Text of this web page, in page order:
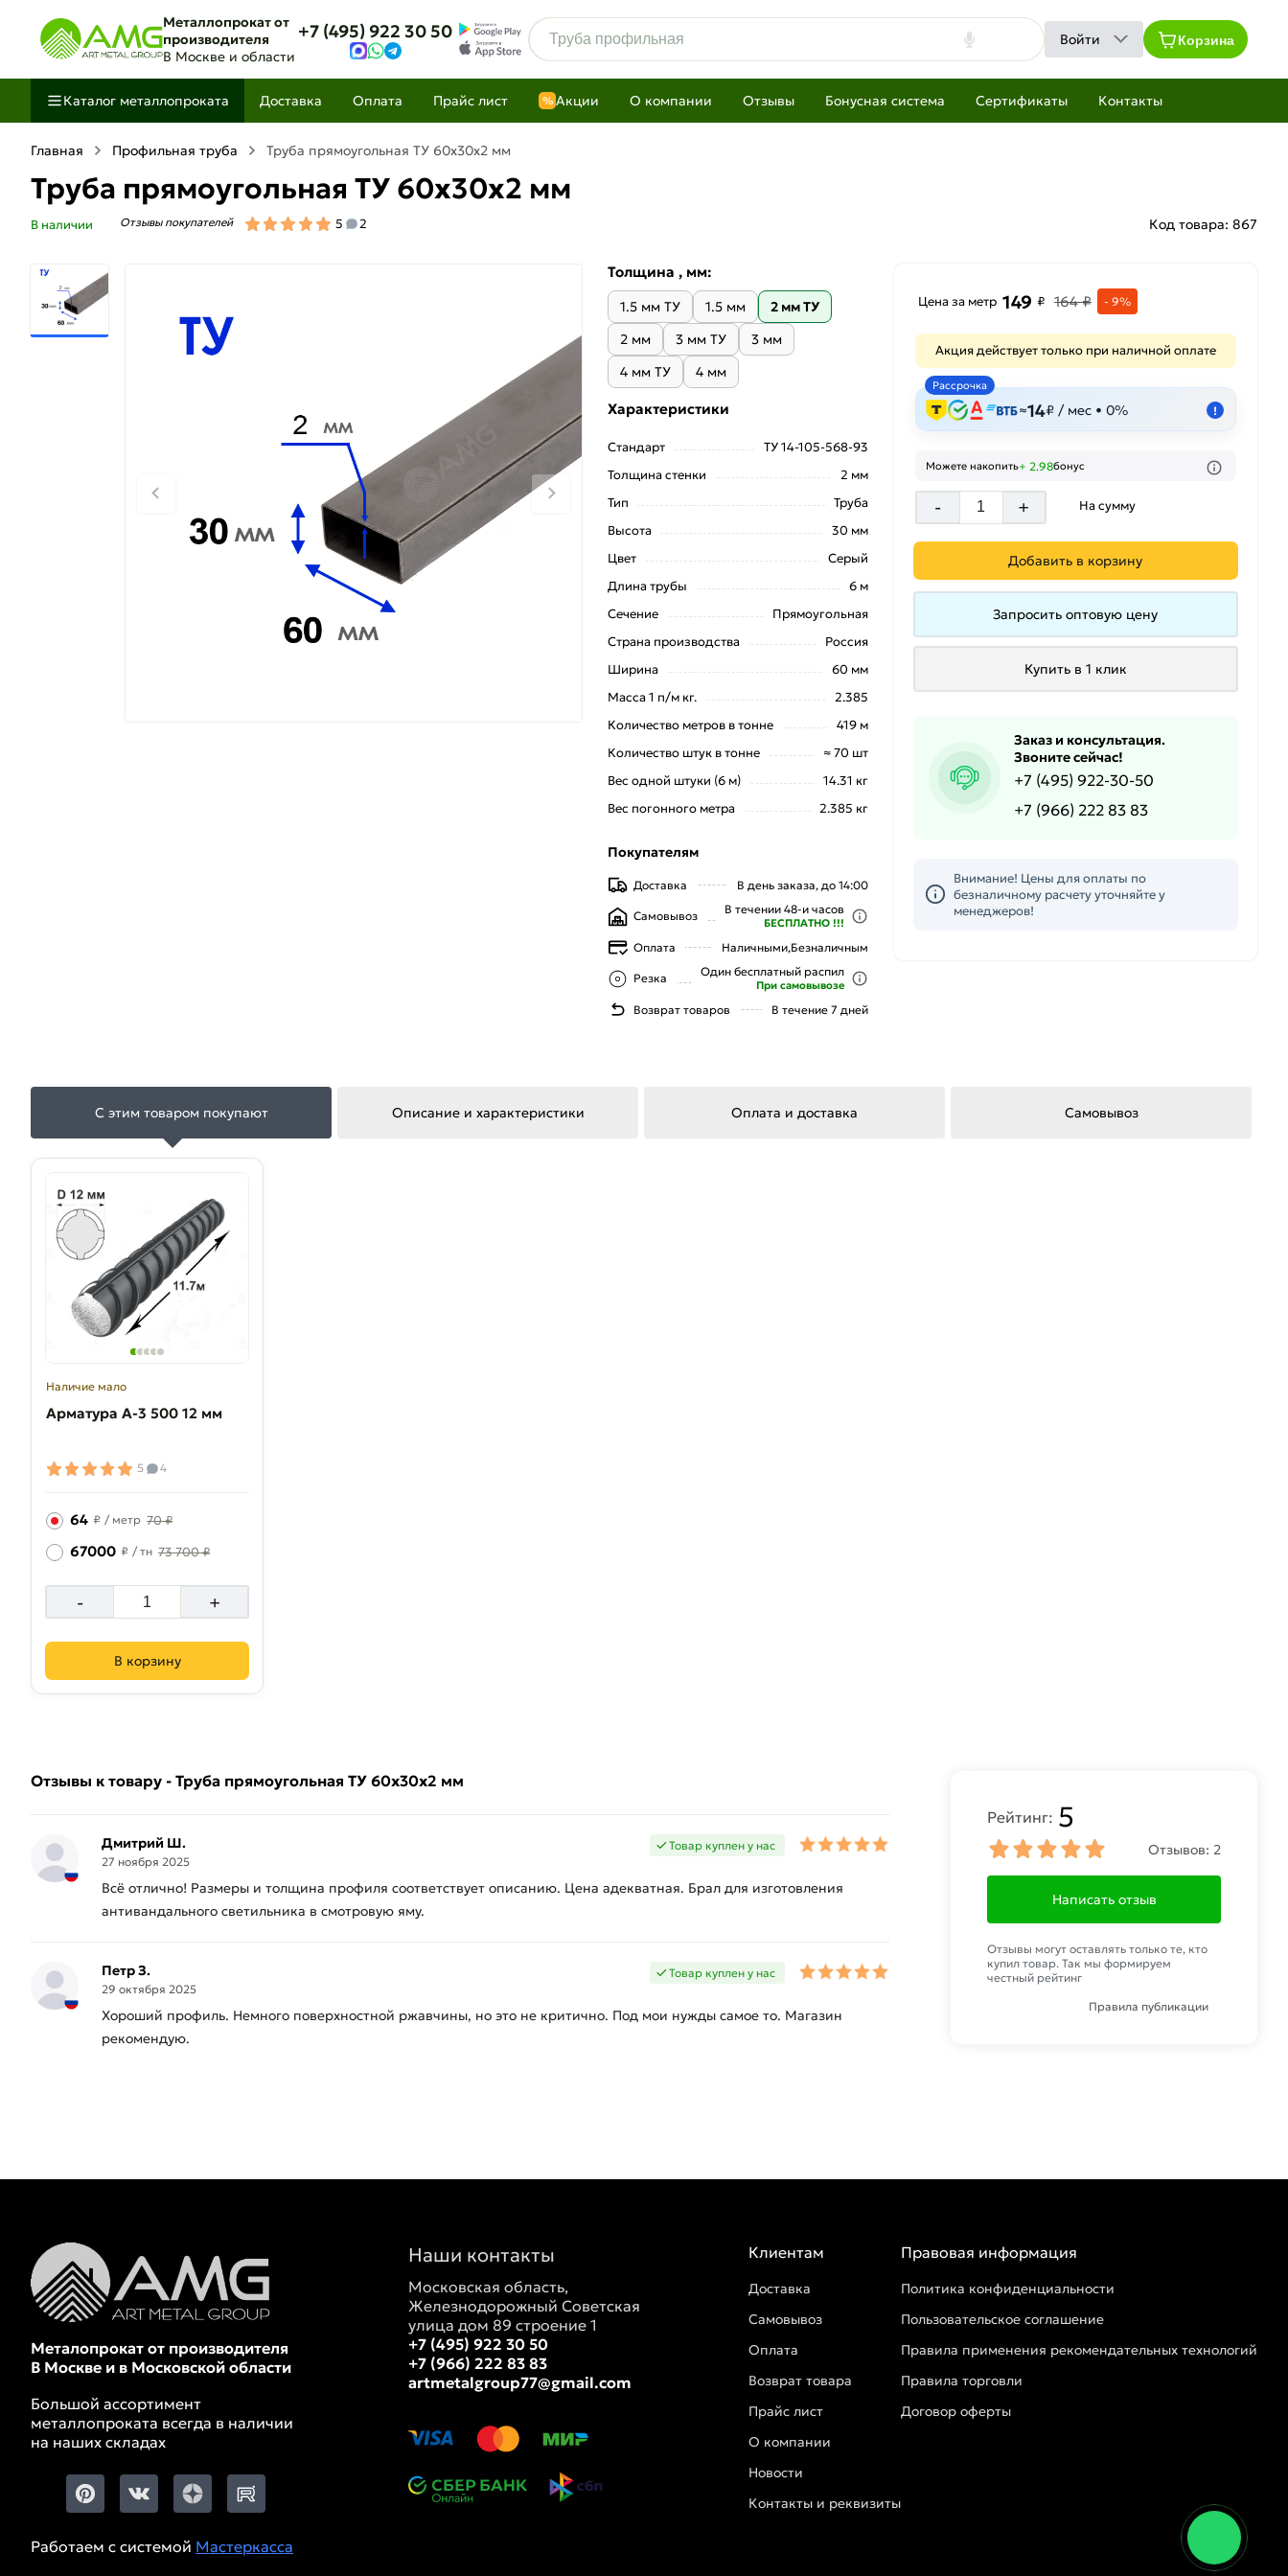
Металлопрокат от
производителя
В Москве и области
+7 (495) 922 30 50 Войти Корзина
Каталог металлопроката Доставка Оплата Прайс лист % Акции О компании Отзывы Бонусная система Сертификаты Контакты
Главная Профильная труба Труба прямоугольная ТУ 60х30х2 мм
Труба прямоугольная ТУ 60х30х2 мм
В наличии Отзывы покупателей 5 2 Код товара: 867
Цена за метр 149 ₽ 164 ₽ - 9%
Акция действует только при наличной оплате
Рассрочка
≈14₽ / мес • 0% !
Можете накопить+ 2.98бонус
- + На сумму
Добавить в корзину
Запросить оптовую цену
Купить в 1 клик
Заказ и консультация.
Звоните сейчас!
+7 (495) 922-30-50
+7 (966) 222 83 83
Внимание! Цены для оплаты по
безналичному расчету уточняйте у
менеджеров!
Толщина , мм:
1.5 мм ТУ 1.5 мм
2 мм ТУ
2 мм
3 мм ТУ
3 мм
4 мм ТУ
4 мм
Характеристики
Стандарт
ТУ 14-105-568-93
Толщина стенки
2 мм
Тип
Труба
Высота
30 мм
Цвет
Серый
Длина трубы
6 м
Сечение
Прямоугольная
Страна производства
Россия
Ширина
60 мм
Масса 1 п/м кг.
2.385
Количество метров в тонне
419 м
Количество штук в тонне
≈ 70 шт
Вес одной штуки (6 м)
14.31 кг
Вес погонного метра
2.385 кг
Покупателям
Доставка В день заказа, до 14:00
Самовывоз В течении 48-и часов
БЕСПЛАТНО !!!
Оплата Наличными,Безналичным
Резка Один бесплатный распил
При самовывозе
Возврат товаров В течение 7 дней
С этим товаром покупают Описание и характеристики Оплата и доставка Самовывоз
Наличие мало
Арматура A-3 500 12 мм
5 4
64 ₽ / метр 70 ₽
67000 ₽ / тн 73 700 ₽
- +
В корзину
Отзывы к товару - Труба прямоугольная ТУ 60х30х2 мм
Дмитрий Ш.
27 ноября 2025
Товар куплен у нас
Всё отлично! Размеры и толщина профиля соответствует описанию. Цена адекватная. Брал для изготовления
антивандального светильника в смотровую яму.
Петр З.
29 октября 2025
Товар куплен у нас
Хороший профиль. Немного поверхностной ржавчины, но это не критично. Под мои нужды самое то. Магазин
рекомендую.
Рейтинг: 5
Отзывов: 2
Написать отзыв
Отзывы могут оставлять только те, кто
купил товар. Так мы формируем
честный рейтинг
Правила публикации
Металопрокат от производителя
В Москве и в Московской области
Большой ассортимент
металлопроката всегда в наличии
на наших складах
Работаем с системой Мастеркасса
Наши контакты
Московская область,
Железнодорожный Советская
улица дом 89 строение 1
+7 (495) 922 30 50
+7 (966) 222 83 83
artmetalgroup77@gmail.com
Клиентам
Доставка
Самовывоз
Оплата
Возврат товара
Прайс лист
О компании
Новости
Контакты и реквизиты
Правовая информация
Политика конфиденциальности
Пользовательское соглашение
Правила применения рекомендательных технологий
Правила торговли
Договор оферты